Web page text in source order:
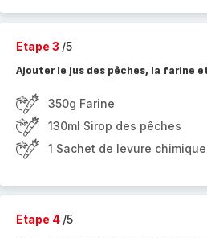
Etape 3 /5
Ajouter le jus des pêches, la farine
350g Farine
130ml Sirop des pêches
1 Sachet de levure chimique
Etape 4 /5